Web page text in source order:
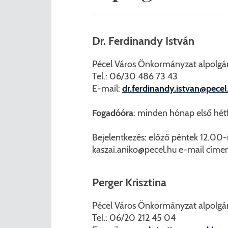
Nemzetiségi
Önkormányzati kitüntetések
Pályázatok
Településrendezés
Adatvédelem
Belső visszaélés bejelentő
Dr. Ferdinandy István
Pécel Város Önkormányzat
Tel.: 06/30 486 73 43
E-mail:
Fogadóóra: minden hónap első
Bejelentkezés: előző péntek
kaszai.aniko@pecel.hue-mail
Perger Krisztina
Pécel Város Önkormányzat
Tel.: 06/20 212 45 04